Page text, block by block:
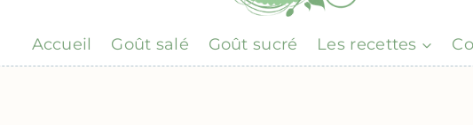
Accueil Goût salé Goût sucré Les recettes